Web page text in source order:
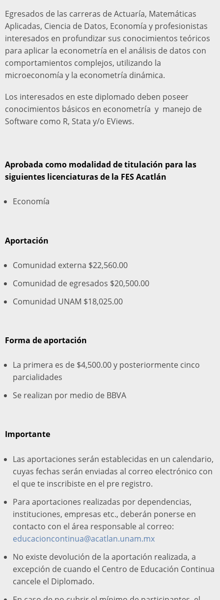
Egresados de las carreras de Actuaría, Matemáticas
Aplicadas, Ciencia de Datos, Economía y profesionistas
interesados en profundizar sus conocimientos teóricos
para aplicar la econometría en el análisis de datos con
comportamientos complejos, utilizando la
microeconomía y la econometría dinámica.
Los interesados en este diplomado deben poseer
conocimientos básicos en econometría y manejo de
Software como R, Stata y/o EViews.
Aprobada como modalidad de titulación para las
siguientes licenciaturas de la FES Acatlán
Economía
Aportación
Comunidad externa $22,560.00
Comunidad de egresados $20,500.00
Comunidad UNAM $18,025.00
Forma de aportación
La primera es de $4,500.00 y posteriormente cinco
parcialidades
Se realizan por medio de BBVA
Importante
Las aportaciones serán establecidas en un calendario,
cuyas fechas serán enviadas al correo electrónico con
el que te inscribiste en el pre registro.
Para aportaciones realizadas por dependencias,
instituciones, empresas etc., deberán ponerse en
contacto con el área responsable al correo:
educacioncontinua@acatlan.unam.mx
No existe devolución de la aportación realizada, a
excepción de cuando el Centro de Educación Continua
cancele el Diplomado.